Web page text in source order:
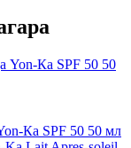
Ка SPF 50 50 мл